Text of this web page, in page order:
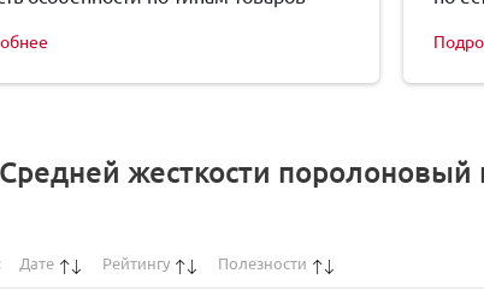
жесткости
Дате Рейтингу Полезности